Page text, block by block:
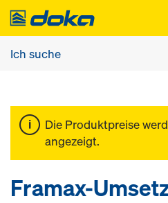
Die Produktpreise
angezeigt.
Framax-